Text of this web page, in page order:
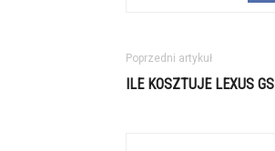
Poprzedni artykuł
ILE KOSZTUJE LEXUS